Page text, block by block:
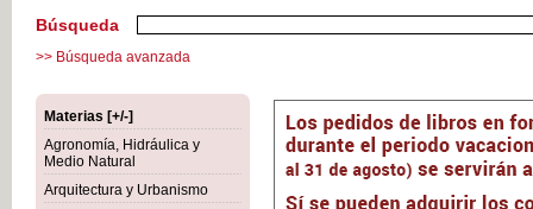
Búsqueda
>> Búsqueda avanzada
Materias [+/-]
Agronomía, Hidráulica y
Medio Natural
Arquitectura y Urbanismo